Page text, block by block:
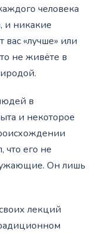
человека
и никакие
«лучше» или
не живёте в
в
и некоторое
что его не
Он лишь
лекций